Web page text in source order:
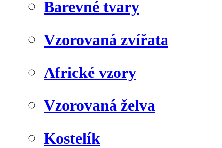
Barevné tvary
Vzorovaná zvířata
Africké vzory
Vzorovaná želva
Kostelík